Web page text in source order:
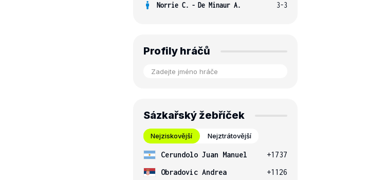
Norrie C. - De Minaur A. 3-3
Profily hráčů
Sázkařský žebříček
Nejziskovější Nejztrátovější
Cerundolo Juan Manuel
+1737
Obradovic Andrea
+1126